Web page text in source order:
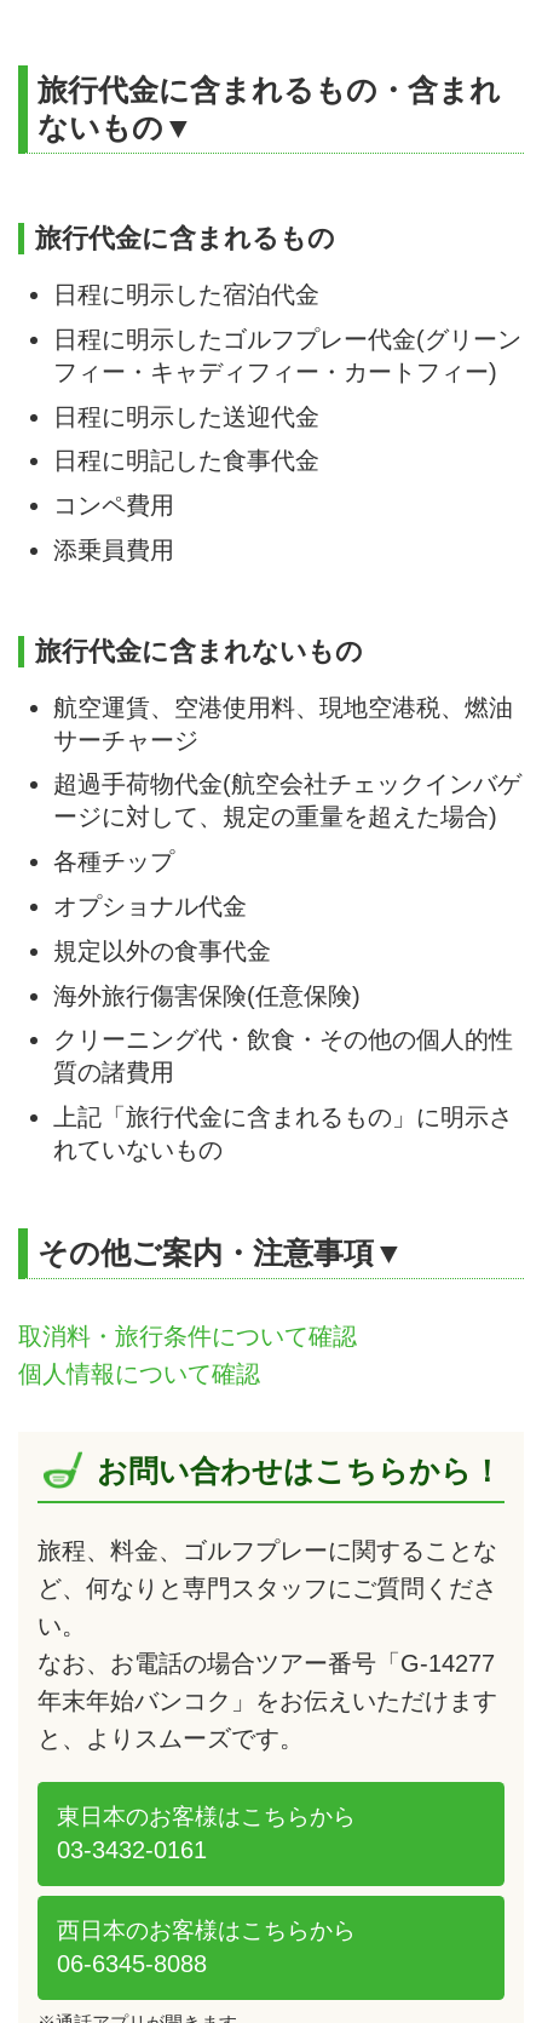
旅行代金に含まれるもの・含まれ
ないもの▼
旅行代金に含まれるもの
日程に明示した宿泊代金
日程に明示したゴルフプレー代金(グリーン
フィー・キャディフィー・カートフィー)
日程に明示した送迎代金
日程に明記した食事代金
コンペ費用
添乗員費用
旅行代金に含まれないもの
航空運賃、空港使用料、現地空港税、燃油
サーチャージ
超過手荷物代金(航空会社チェックインバゲ
ージに対して、規定の重量を超えた場合)
各種チップ
オプショナル代金
規定以外の食事代金
海外旅行傷害保険(任意保険)
クリーニング代・飲食・その他の個人的性
質の諸費用
上記「旅行代金に含まれるもの」に明示さ
れていないもの
その他ご案内・注意事項▼
取消料・旅行条件について確認
個人情報について確認
お問い合わせはこちらから！
旅程、料金、ゴルフプレーに関することな
ど、何なりと専門スタッフにご質問くださ
い。
なお、お電話の場合ツアー番号「G-14277
年末年始バンコク」をお伝えいただけます
と、よりスムーズです。
東日本のお客様はこちらから
03-3432-0161
西日本のお客様はこちらから
06-6345-8088